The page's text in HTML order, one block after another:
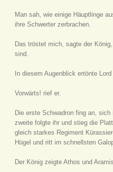
Man sah, wie einige Häuptlinge
ihre Schwerter zerbrachen.
Das tröstet mich, sagte der
sind.
In diesem Augenblick ertönte
Vorwärts! rief er.
Die erste Schwadron fing an,
zweite folgte ihr und stieg die
gleich starkes Regiment
Hügel und ritt im schnellsten
Der König zeigte Athos und